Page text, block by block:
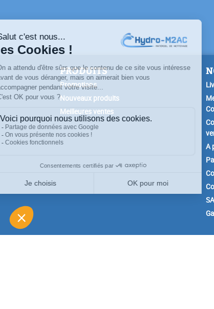
PRODUITS
Promotions
Nouveaux produits
Meilleures ventes
A